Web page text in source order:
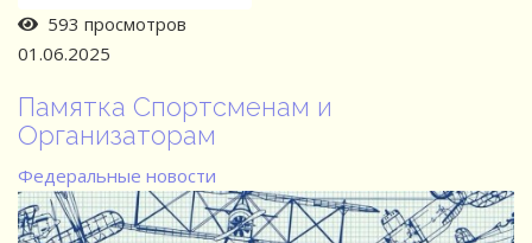
593 просмотров
01.06.2025
Памятка Спортсменам и
Организаторам
Федеральные новости